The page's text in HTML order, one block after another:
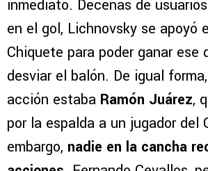
inmediato. Decenas de
en el gol, Lichnovsky se apoyó
Chiquete para poder ganar ese
desviar el balón. De igual
acción estaba Ramón Juárez,
por la espalda a un jugador del
embargo, nadie en la cancha